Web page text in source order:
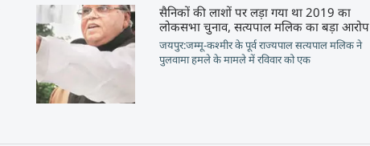
सैनिकों की लाशों पर लड़ा गया था 2019 का
लोकसभा चुनाव, सत्यपाल मलिक का बड़ा आरोप
जयपुर:जम्मू-कश्मीर के पूर्व राज्यपाल सत्यपाल मलिक ने
पुलवामा हमले के मामले में रविवार को एक